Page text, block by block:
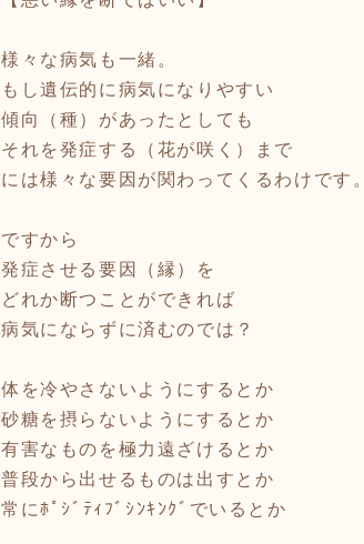
様々な病気も一緒。
もし遺伝的に病気になりやすい
傾向（種）があったとしても
それを発症する（花が咲く）まで
には様々な要因が関わってくるわけです。
ですから
発症させる要因（縁）を
どれか断つことができれば
病気にならずに済むのでは？
体を冷やさないようにするとか
砂糖を摂らないようにするとか
有害なものを極力遠ざけるとか
普段から出せるものは出すとか
常にﾎﾟｼﾞﾃｨﾌﾞｼﾝｷﾝｸﾞでいるとか